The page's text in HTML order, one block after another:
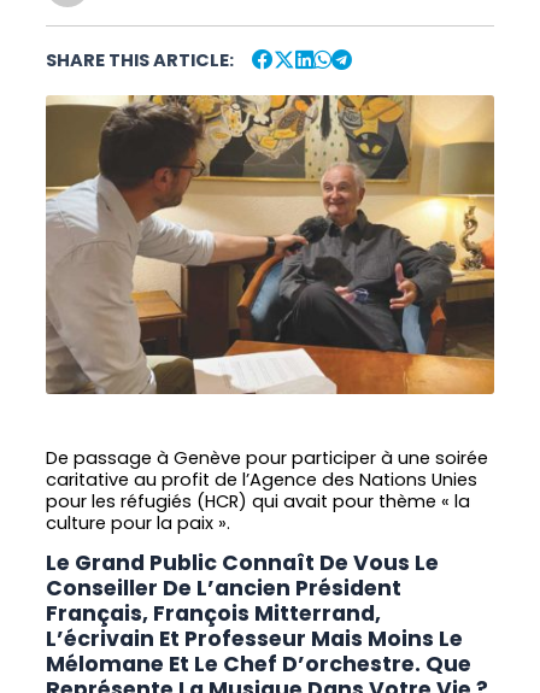
SHARE THIS ARTICLE:
De passage à Genève pour participer à une soirée
caritative au profit de l’Agence des Nations Unies
pour les réfugiés (HCR) qui avait pour thème « la
culture pour la paix ».
Le Grand Public Connaît De Vous Le
Conseiller De L’ancien Président
Français, François Mitterrand,
L’écrivain Et Professeur Mais Moins Le
Mélomane Et Le Chef D’orchestre. Que